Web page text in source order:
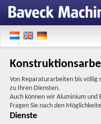
Von Reparaturarbeiten bis
zu Ihren Diensten.
Auch können wir Aluminium und
Fragen Sie nach den
Dienste